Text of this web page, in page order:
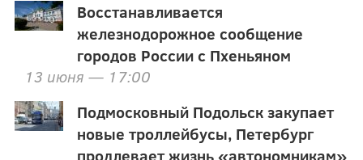
Восстанавливается
железнодорожное сообщение
городов России с Пхеньяном
13 июня — 17:00
Подмосковный Подольск закупает
новые троллейбусы, Петербург
продлевает жизнь «автономникам»